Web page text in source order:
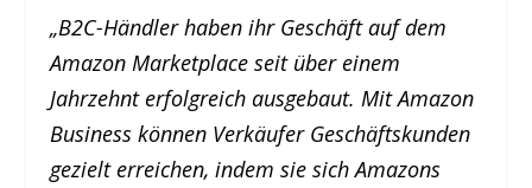
„B2C-Händler haben ihr Geschäft auf dem
Amazon Marketplace seit über einem
Jahrzehnt erfolgreich ausgebaut. Mit Amazon
Business können Verkäufer Geschäftskunden
gezielt erreichen, indem sie sich Amazons